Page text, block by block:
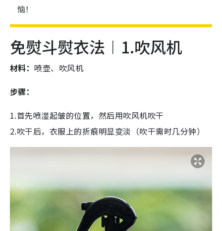
恼！
免熨斗熨衣法︱1.吹风机
材料：喷壶、吹风机
步骤：
1.首先喷湿起皱的位置，然后用吹风机吹干
2.吹干后，衣服上的折痕明显变淡（吹干需时几分钟）